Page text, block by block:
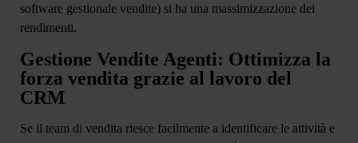
software gestionale vendite) si ha una massimizzazione dei
rendimenti.
Gestione Vendite Agenti: Ottimizza la
forza vendita grazie al lavoro del
CRM
Se il team di vendita riesce facilmente a identificare le attività e